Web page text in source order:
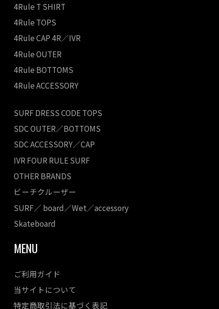
4Rule T SHIRT
4Rule TOPS
4Rule CAP 4R／IVR
4Rule OUTER
4Rule BOTTOMS
4Rule ACCESSORY
SURF DRESS CODE TOPS
SDC OUTER／BOTTOMS
SDC ACCESSORY／CAP
IVR FOUR RULE SURF
OTHER BRANDS
ビーチクルーザー
SURF／ board／Wet／accessory
Skateboard
MENU
ご利用ガイド
当サイトについて
特定商取引法に基づく表記